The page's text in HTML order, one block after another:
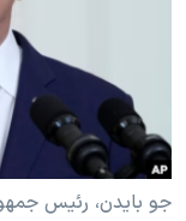
حقوق شهروندی
اقتصادی
علم و فناوری
اسرائیل در جنگ
انتخابات ریاست
حمله جمهوری
رمز مهسا
ورزش زنان در ایران
زبانهای مختلف
جو بایدن، رئیس